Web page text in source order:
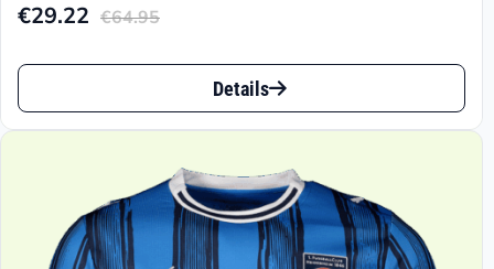
€64.95
Ursprünglicher
Preis
€64.95
€29.22
Aktueller
Preis
€29.22.
Dieses
Produkt
Varianten
Details